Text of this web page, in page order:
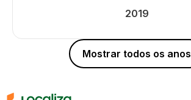
2019
Mostrar todos os anos